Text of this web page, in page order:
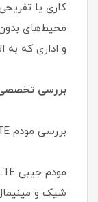
کاری یا
محیط‌های بدون
و اداری که به
بررسی
بررسی مودم LTE قابل حمل مدل JP-LINK E5880-B
شیک و